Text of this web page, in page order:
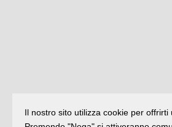
Il nostro sito utilizza cookie per